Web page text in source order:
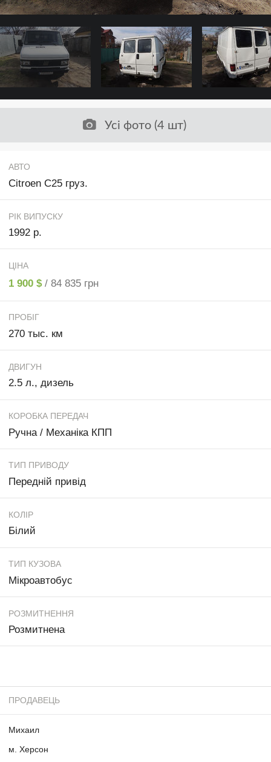
Усі фото (4 шт)
АВТО
Citroen C25 груз.
РІК ВИПУСКУ
1992 р.
ЦІНА
1 900 $ / 84 835 грн
ПРОБІГ
270 тыс. км
ДВИГУН
2.5 л., дизель
КОРОБКА ПЕРЕДАЧ
Ручна / Механіка КПП
ТИП ПРИВОДУ
Передній привід
КОЛІР
Білий
ТИП КУЗОВА
Мікроавтобус
РОЗМИТНЕННЯ
Розмитнена
ПРОДАВЕЦЬ
Михаил
м. Херсон